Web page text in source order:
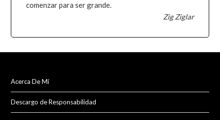
comenzar para ser grande.
Zig Ziglar
Acerca De Mí
Descargo de Responsabilidad